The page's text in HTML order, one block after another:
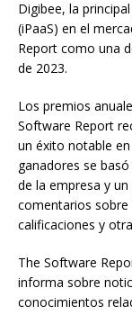
Digibee, la
(iPaaS) en el
Report como una
de 2023.
Los premios
Software Report
un éxito notable
ganadores se
de la empresa y
comentarios sobre
calificaciones y
The Software
informa sobre
conocimientos